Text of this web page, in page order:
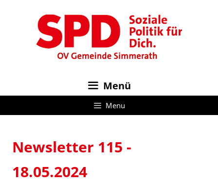
Menü
Menu
Newsletter 115 -
18.05.2024